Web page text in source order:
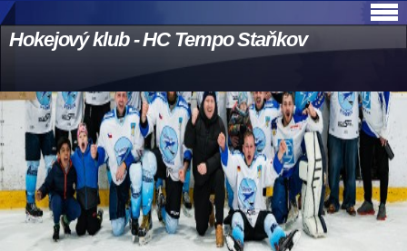
Hokejový klub - HC Tempo Staňkov